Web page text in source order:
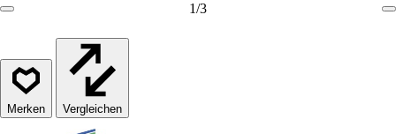
1/3
Vergleichen